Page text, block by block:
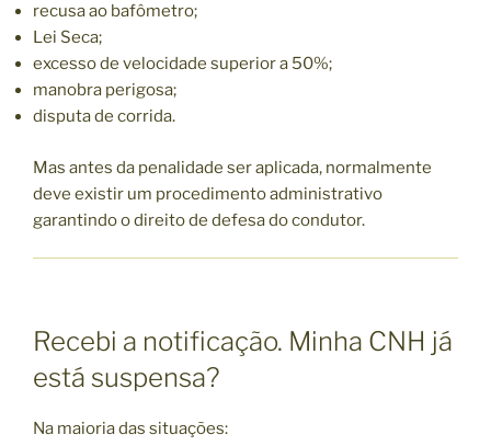
recusa ao bafômetro;
Lei Seca;
excesso de velocidade superior a 50%;
manobra perigosa;
disputa de corrida.
Mas antes da penalidade ser aplicada, normalmente
deve existir um procedimento administrativo
garantindo o direito de defesa do condutor.
Recebi a notificação. Minha CNH já
está suspensa?
Na maioria das situações: